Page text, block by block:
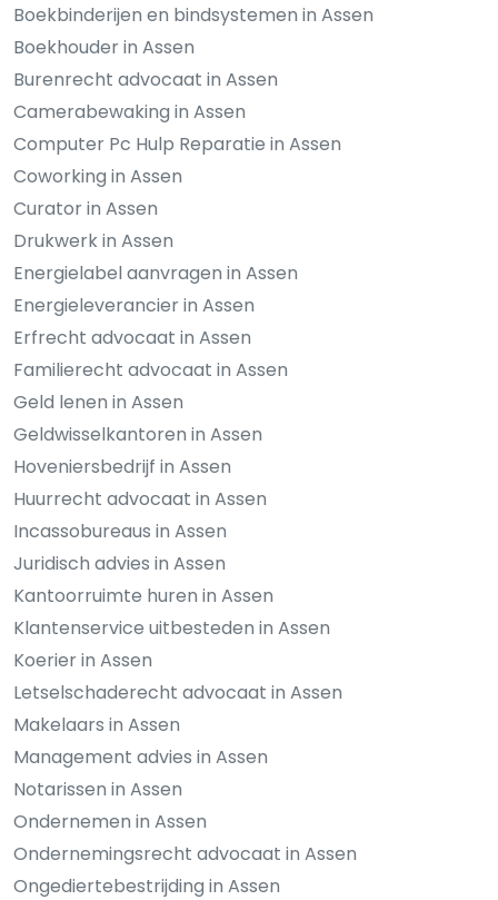
Boekbinderijen en bindsystemen in Assen
Boekhouder in Assen
Burenrecht advocaat in Assen
Camerabewaking in Assen
Computer Pc Hulp Reparatie in Assen
Coworking in Assen
Curator in Assen
Drukwerk in Assen
Energielabel aanvragen in Assen
Energieleverancier in Assen
Erfrecht advocaat in Assen
Familierecht advocaat in Assen
Geld lenen in Assen
Geldwisselkantoren in Assen
Hoveniersbedrijf in Assen
Huurrecht advocaat in Assen
Incassobureaus in Assen
Juridisch advies in Assen
Kantoorruimte huren in Assen
Klantenservice uitbesteden in Assen
Koerier in Assen
Letselschaderecht advocaat in Assen
Makelaars in Assen
Management advies in Assen
Notarissen in Assen
Ondernemen in Assen
Ondernemingsrecht advocaat in Assen
Ongediertebestrijding in Assen